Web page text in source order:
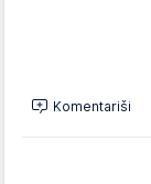
Komentariši